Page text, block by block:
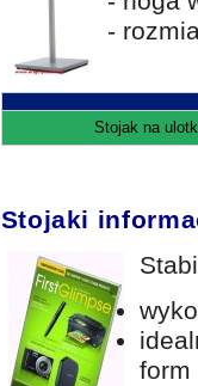
-
Stojak na
Stojaki
form